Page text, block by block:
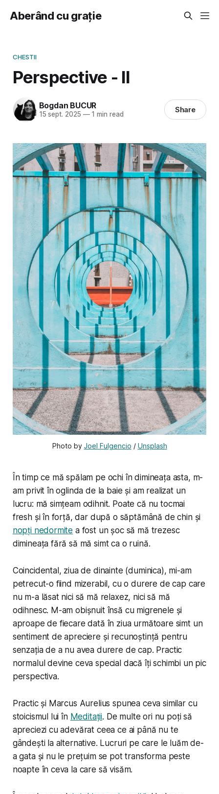
Aberând cu grație
CHESTII
Perspective - II
Bogdan BUCUR
15 sept. 2025 —1 min read Share
Photo by Joel Fulgencio / Unsplash
În timp ce mă spălam pe ochi în dimineața asta, m-
am privit în oglinda de la baie și am realizat un
lucru: mă simțeam odihnit. Poate că nu tocmai
freshși în forță, dar după o săptămână de chin și
nopți nedormite a fost un șoc să mă trezesc
dimineața fără să mă simt ca o ruină.
Coincidental, ziua de dinainte (duminica), mi-am
petrecut-o fiind mizerabil, cu o durere de cap care
nu m-a lăsat nici să mă relaxez, nici să mă
odihnesc. M-am obișnuit însă cu migrenele și
aproape de fiecare dată în ziua următoare simt un
sentiment de apreciere și recunoștință pentru
senzația de a nu avea durere de cap. Practic
normalul devine ceva special dacă îți schimbi un pic
perspectiva.
Practic și Marcus Aurelius spunea ceva similar cu
stoicismul lui în Meditații. De multe ori nu poți să
apreciezi cu adevărat ceea ce ai până nu te
gândești la alternative. Lucruri pe care le luăm de-
a gata și nu le prețuim se pot transforma peste
noapte în ceva la care să visăm.